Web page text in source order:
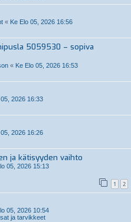
« Ke Elo 05, 2026 16:56
5059530 – sopiva
« Ke Elo 05, 2026 16:53
05, 2026 16:33
05, 2026 16:26
ja kätisyyden vaihto
05, 2026 15:13
1 2
05, 2026 10:54
ja tarvikkeet